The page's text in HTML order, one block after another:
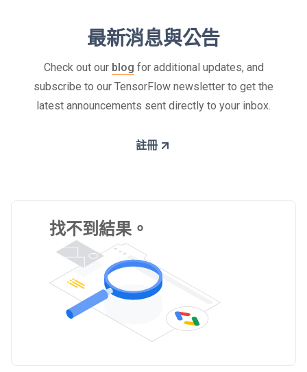
最新消息與公告
Check out our blog for additional updates, and
subscribe to our TensorFlow newsletter to get the
latest announcements sent directly to your inbox.
註冊
找不到結果。